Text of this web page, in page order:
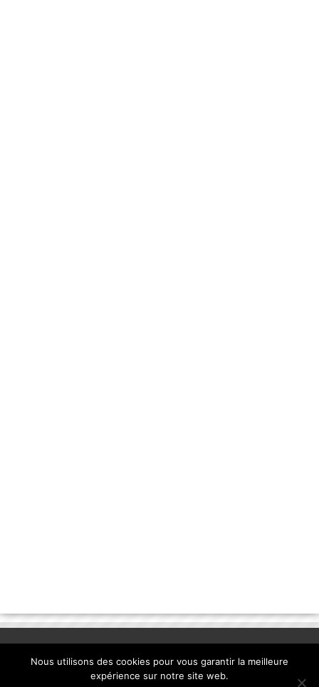
Nous utilisons des cookies pour vous garantir la meilleure
expérience sur notre site web.